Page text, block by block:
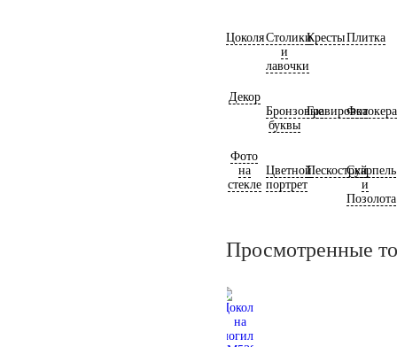
ЦоколяСтолики
и
лавочки
КрестыПлитка
Декор
Бронзовые
буквы
Гравировка
Фото
на
стекле
Цветной
портрет
ПескоструйСкарпель
и
Позолота
Просмотренные